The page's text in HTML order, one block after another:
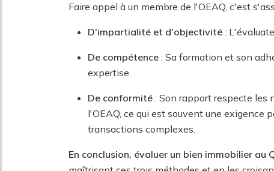
Faire appel à un membre de l'OEAQ, c'est
D'impartialité et d'objectivité :
De compétence : Sa formation et son
expertise.
De conformité : Son rapport respecte les
l'OEAQ, ce qui est souvent une exigence
transactions complexes.
En conclusion, évaluer un bien immobilier